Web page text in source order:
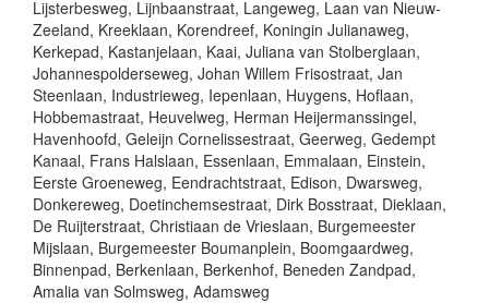
Lijsterbesweg, Lijnbaanstraat, Langeweg, Laan van Nieuw-
Zeeland, Kreeklaan, Korendreef, Koningin Julianaweg,
Kerkepad, Kastanjelaan, Kaai, Juliana van Stolberglaan,
Johannespolderseweg, Johan Willem Frisostraat, Jan
Steenlaan, Industrieweg, Iepenlaan, Huygens, Hoflaan,
Hobbemastraat, Heuvelweg, Herman Heijermanssingel,
Havenhoofd, Geleijn Cornelissestraat, Geerweg, Gedempt
Kanaal, Frans Halslaan, Essenlaan, Emmalaan, Einstein,
Eerste Groeneweg, Eendrachtstraat, Edison, Dwarsweg,
Donkereweg, Doetinchemsestraat, Dirk Bosstraat, Dieklaan,
De Ruijterstraat, Christiaan de Vrieslaan, Burgemeester
Mijslaan, Burgemeester Boumanplein, Boomgaardweg,
Binnenpad, Berkenlaan, Berkenhof, Beneden Zandpad,
Amalia van Solmsweg, Adamsweg